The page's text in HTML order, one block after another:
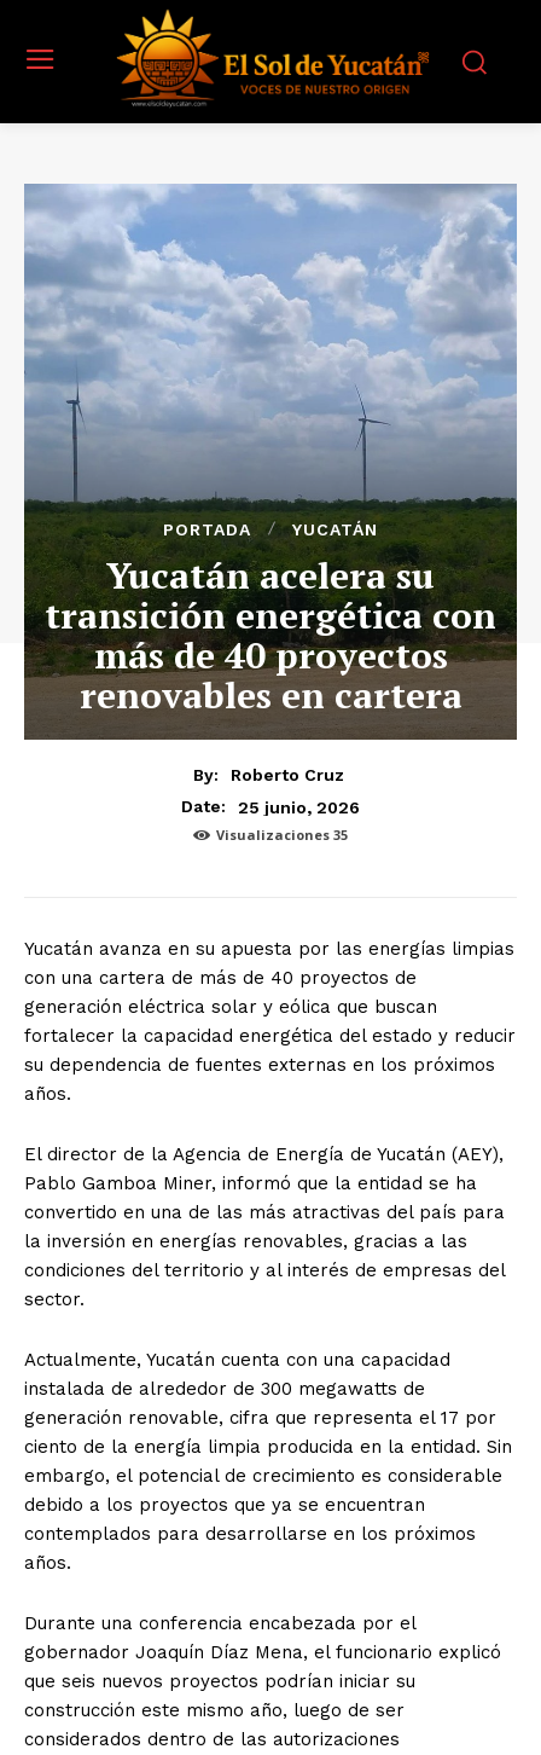
PORTADA YUCATÁN
Yucatán acelera su
transición energética con
más de 40 proyectos
renovables en cartera
By:
Roberto Cruz
Date:
25 junio, 2026
Visualizaciones 35
Yucatán avanza en su apuesta por las energías limpias
con una cartera de más de 40 proyectos de
generación eléctrica solar y eólica que buscan
fortalecer la capacidad energética del estado y reducir
su dependencia de fuentes externas en los próximos
años.
El director de la Agencia de Energía de Yucatán (AEY),
Pablo Gamboa Miner, informó que la entidad se ha
convertido en una de las más atractivas del país para
la inversión en energías renovables, gracias a las
condiciones del territorio y al interés de empresas del
sector.
Actualmente, Yucatán cuenta con una capacidad
instalada de alrededor de 300 megawatts de
generación renovable, cifra que representa el 17 por
ciento de la energía limpia producida en la entidad. Sin
embargo, el potencial de crecimiento es considerable
debido a los proyectos que ya se encuentran
contemplados para desarrollarse en los próximos
años.
Durante una conferencia encabezada por el
gobernador Joaquín Díaz Mena, el funcionario explicó
que seis nuevos proyectos podrían iniciar su
construcción este mismo año, luego de ser
considerados dentro de las autorizaciones